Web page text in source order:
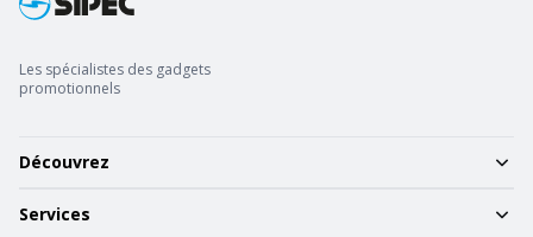
Les spécialistes des gadgets
promotionnels
Découvrez
Services